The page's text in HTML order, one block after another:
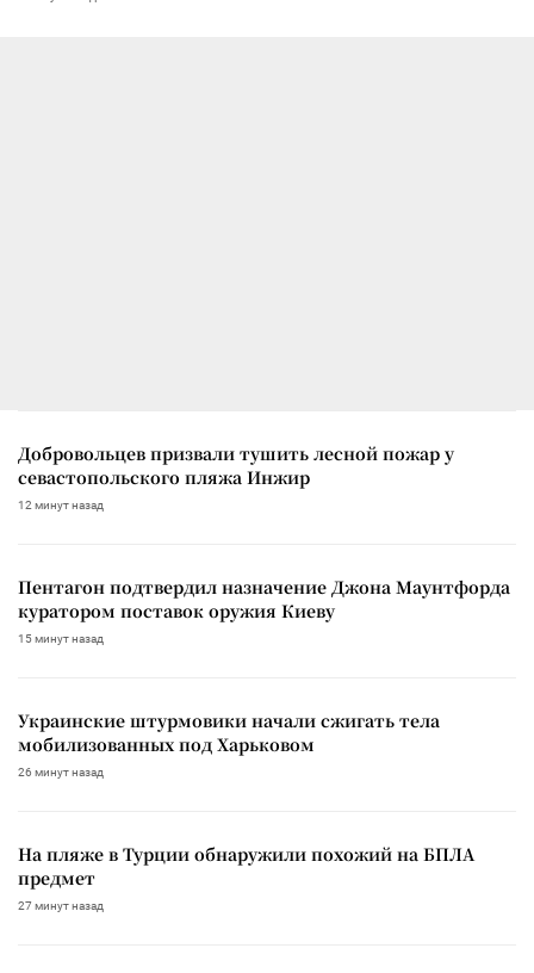
Добровольцев призвали тушить лесной пожар у
севастопольского пляжа Инжир
12 минут назад
Пентагон подтвердил назначение Джона Маунтфорда
куратором поставок оружия Киеву
15 минут назад
Украинские штурмовики начали сжигать тела
мобилизованных под Харьковом
26 минут назад
На пляже в Турции обнаружили похожий на БПЛА
предмет
27 минут назад